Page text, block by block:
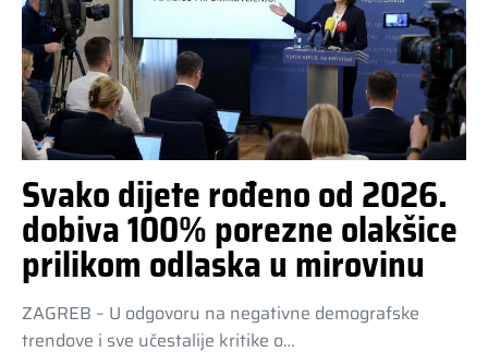
Svako dijete rođeno od 2026.
dobiva 100% porezne olakšice
prilikom odlaska u mirovinu
ZAGREB – U odgovoru na negativne demografske
trendove i sve učestalije kritike o…